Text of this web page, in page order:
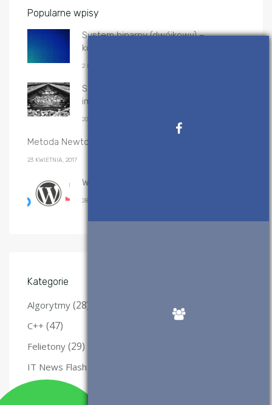
Popularne wpisy
System binarny (dwójkowy) –
konwersje
2 KWIETNIA, 2017
Sortowanie przez scalanie – algorytm i
implementacje
20 GRUDNIA, 2019
Metoda Newtona-Raphsona – implementacje
23 KWIETNIA, 2017
Wtyczki WordPress, które polecam
28 SIERPNIA, 2017
Kategorie
Algorytmy (28)
C++ (47)
Felietony (29)
IT News Flash